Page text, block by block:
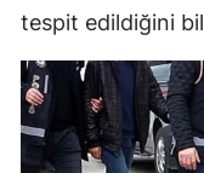
tespit edildiğini